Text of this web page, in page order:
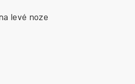
levé noze